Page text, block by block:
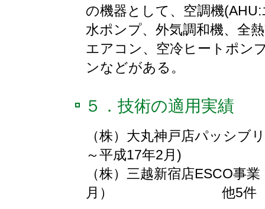
の機器として、空調機
水ポンプ、外気調和機、全
エアコン、空冷ヒートポン
ンなどがある。
５．技術の適用実績
（株）大丸神戸店パッシブ
～平成17年2月)
（株）三越新宿店ESCO事
月） 他5件